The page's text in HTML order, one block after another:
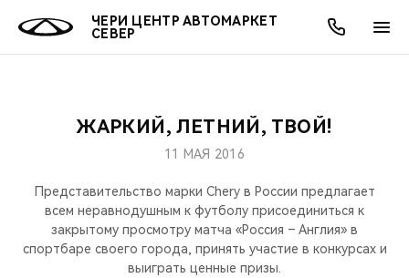
ЧЕРИ ЦЕНТР АВТОМАРКЕТ
СЕВЕР
МОДЕЛИ
КРОССОВЕРЫ
ПОКУПАТЕЛЯМ
КРЕДИТ И СТРАХОВАНИЕ
ВЛАДЕЛЬЦАМ
ЗАПЧАСТИ И АКСЕССУАРЫ
МИР CHERY
О БРЕНДЕ
CHERY В СОЦСЕТЯХ
АКЦИИ
ОНЛАЙН СЕРВИСЫ
КРЕДИТ
О КОМПАНИИ
МЫ В СОЦСЕТЯХ
ЖАРКИЙ, ЛЕТНИЙ, ТВОЙ!
11 МАЯ 2016
Представительство марки Chery в России предлагает
всем неравнодушным к футболу присоединиться к
закрытому просмотру матча «Россия – Англия» в
спортбаре своего города, принять участие в конкурсах и
выиграть ценные призы.